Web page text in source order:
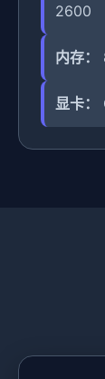
2600
内存：
显卡：